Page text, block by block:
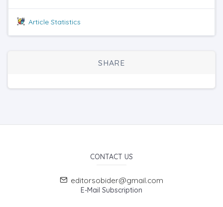
Article Statistics
SHARE
CONTACT US
editorsobider@gmail.com
E-Mail Subscription